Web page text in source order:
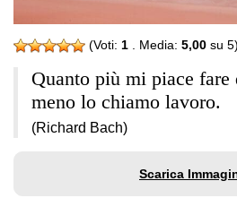
(Voti: 1 . Media: 5,00 su 5)
Quanto più mi piace fare
meno lo chiamo lavoro.
(Richard Bach)
Scarica